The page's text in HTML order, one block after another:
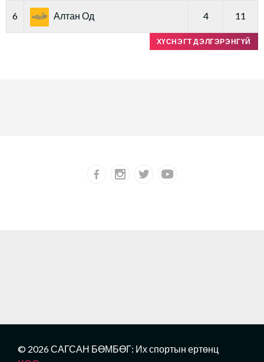
6 Алтан Од 4 11
ХҮСНЭГТ ДЭЛГЭРЭНГҮЙ
© 2026 САГСАН БӨМБӨГ: Их спортын ертөнц